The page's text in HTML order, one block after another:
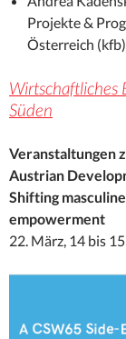
Projekte &
Österreich (kfb)
Wirtschaftliches
Süden
Veranstaltungen
Austrian
Shifting
empowerment
22. März, 14 bis